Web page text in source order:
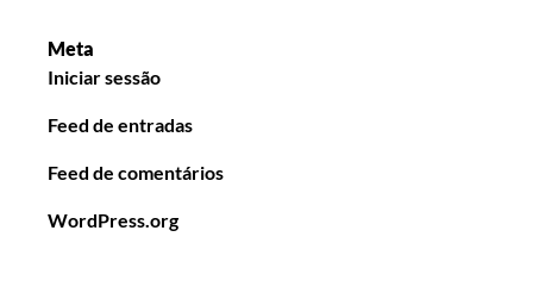
Meta
Iniciar sessão
Feed de entradas
Feed de comentários
WordPress.org